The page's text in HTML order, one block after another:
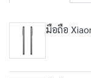
มือถือ